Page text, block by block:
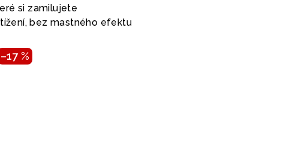
si zamilujete
bez mastného efektu
–17 %